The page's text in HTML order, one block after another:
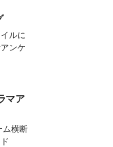
ルに
ンケ
マア
ム横断